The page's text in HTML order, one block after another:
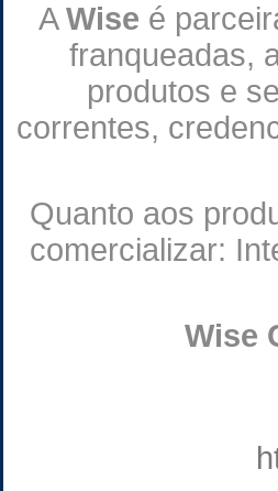
AWise é
franqueadas,
produtos e
correntes,
Quanto aos
comercializar:
Wise